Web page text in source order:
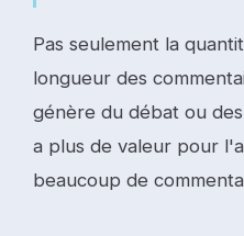
Pas seulement la
longueur des
génère du débat ou
a plus de valeur pour
beaucoup de